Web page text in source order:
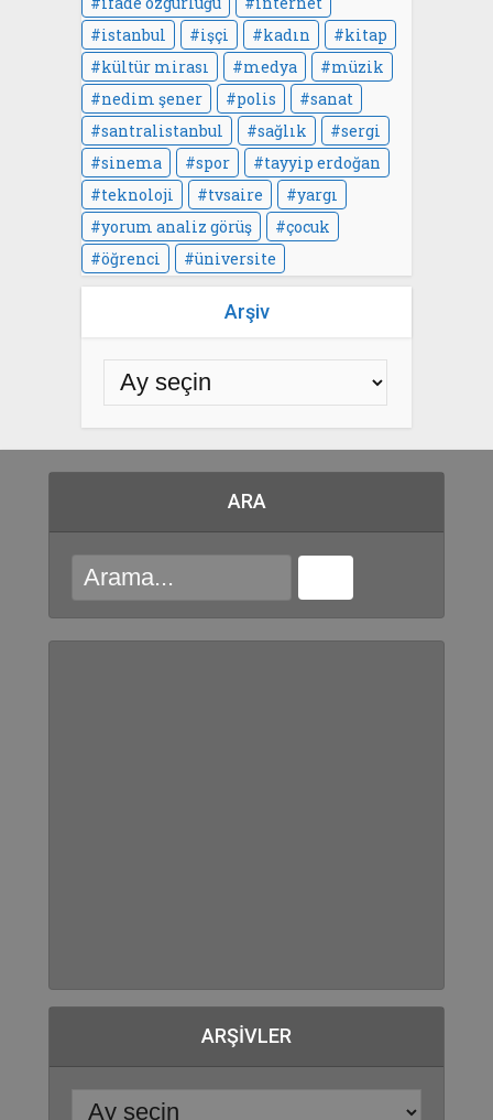
istanbul
işçi kadın
kitap
kültür mirası
medya
müzik
nedim şener
polis
sanat
santralistanbul
sağlık
sergi
sinema
spor
tayyip erdoğan
teknoloji
tvsaire
yargı
yorum analiz görüş
çocuk
öğrenci
üniversite
Arşiv
ARA
ARŞIVLER